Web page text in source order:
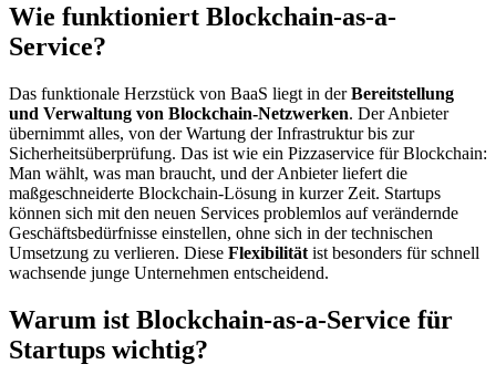
Wie funktioniert Blockchain-as-a-
Service?
Das funktionale Herzstück von BaaS liegt in derBereitstellung
und Verwaltung von Blockchain-Netzwerken. Der Anbieter
übernimmt alles, von der Wartung der Infrastruktur bis zur
Sicherheitsüberprüfung. Das ist wie ein Pizzaservice für Blockchain:
Man wählt, was man braucht, und der Anbieter liefert die
maßgeschneiderte Blockchain-Lösung in kurzer Zeit. Startups
können sich mit den neuen Services problemlos auf verändernde
Geschäftsbedürfnisse einstellen, ohne sich in der technischen
Umsetzung zu verlieren. Diese Flexibilität ist besonders für schnell
wachsende junge Unternehmen entscheidend.
Warum ist Blockchain-as-a-Service für
Startups wichtig?